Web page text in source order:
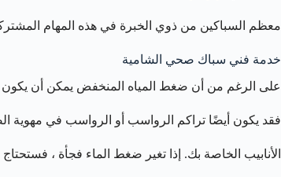
معظم السباكين من ذوي الخبرة في هذه المهام
خدمة فني سباك صحي الشامية
على الرغم من أن ضغط المياه المنخفض يمكن أن يكون
فقد يكون أيضًا تراكم الرواسب أو الرواسب في مهوية
الأنابيب الخاصة بك. إذا تغير ضغط الماء فجأة ،